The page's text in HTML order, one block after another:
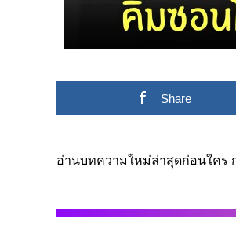
Share
อ่านบทความใหม่ล่าสุดก่อนใคร ก